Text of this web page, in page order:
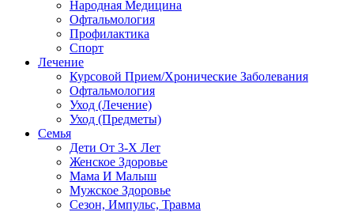
Народная Медицина
Офтальмология
Профилактика
Спорт
Лечение
Курсовой Прием/Хронические Заболевания
Офтальмология
Уход (Лечение)
Уход (Предметы)
Семья
Дети От 3-Х Лет
Женское Здоровье
Мама И Малыш
Мужское Здоровье
Сезон, Импульс, Травма